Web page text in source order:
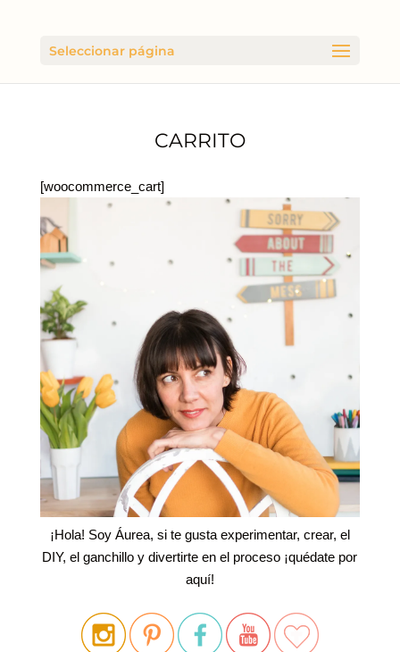
Seleccionar página
CARRITO
[woocommerce_cart]
¡Hola! Soy Áurea, si te gusta experimentar, crear, el
DIY, el ganchillo y divertirte en el proceso ¡quédate por
aquí!